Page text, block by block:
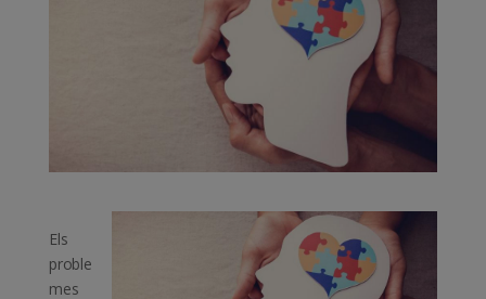
Els
proble
mes